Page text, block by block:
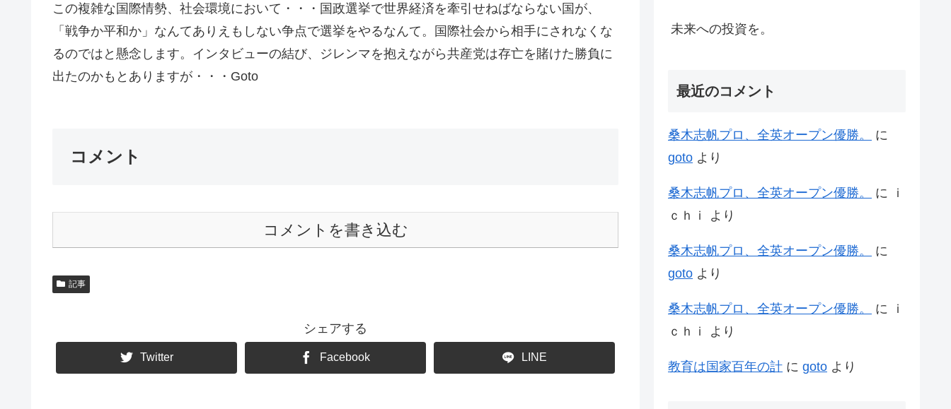
この複雑な国際情勢、社会環境において・・・国政選挙で世界経済を牽引せねばならない国が、
「戦争か平和か」なんてありえもしない争点で選挙をやるなんて。国際社会から相手にされなくな
るのではと懸念します。インタビューの結び、ジレンマを抱えながら共産党は存亡を賭けた勝負に
出たのかもとありますが・・・Goto
コメント
コメントを書き込む
記事
シェアする
Twitter Facebook LINE
未来への投資を。
最近のコメント
桑木志帆プロ、全英オープン優勝。
に
goto より
桑木志帆プロ、全英オープン優勝。 に
ｉ
ｃｈｉ
より
桑木志帆プロ、全英オープン優勝。
に
goto より
桑木志帆プロ、全英オープン優勝。 に
ｉ
ｃｈｉ
より
教育は国家百年の計 に goto より